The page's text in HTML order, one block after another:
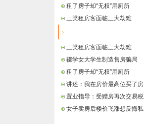
租了房子却“无权”用厕所
三类租房客面临三大劫难
三类租房客面临三大劫难
辍学女大学生制造售房骗局
租了房子却“无权”用厕所
讲述：我在房价最高位买了房
置业指导：受赠房再次交易税
女子卖房后楼价飞涨想反悔私